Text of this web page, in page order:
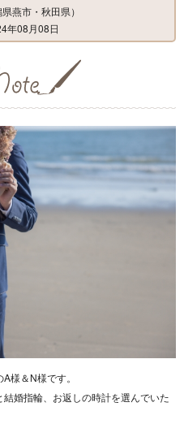
燕市・秋田県）
年08月08日
様＆N様です。
婚指輪、お返しの時計を選んでいた